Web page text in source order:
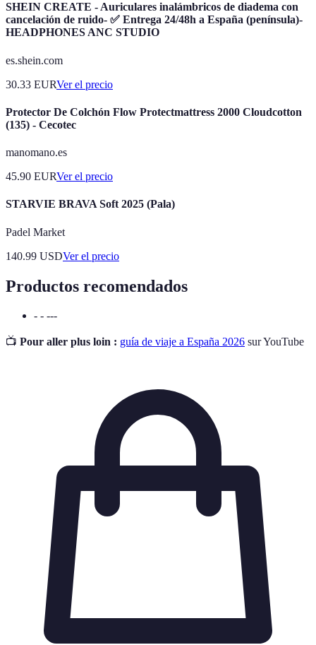
SHEIN CREATE - Auriculares inalámbricos de diadema con
cancelación de ruido- ✅ Entrega 24/48h a España (península)-
HEADPHONES ANC STUDIO
es.shein.com
30.33 EURVer el precio
Protector De Colchón Flow Protectmattress 2000 Cloudcotton
(135) - Cecotec
manomano.es
45.90 EURVer el precio
STARVIE BRAVA Soft 2025 (Pala)
Padel Market
140.99 USDVer el precio
Productos recomendados
- - ---
📺 Pour aller plus loin : guía de viaje a España 2026 sur YouTube